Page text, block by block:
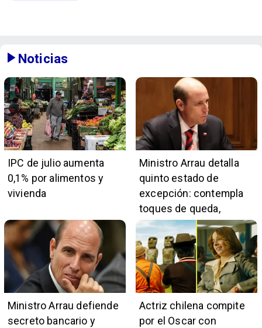
Noticias
IPC de julio aumenta
0,1% por alimentos y
vivienda
Ministro Arrau detalla
quinto estado de
excepción: contempla
toques de queda,
restricciones y
escuchas telefónicas
en zonas críticas
Ministro Arrau defiende
secreto bancario y
Actriz chilena compite
por el Oscar con